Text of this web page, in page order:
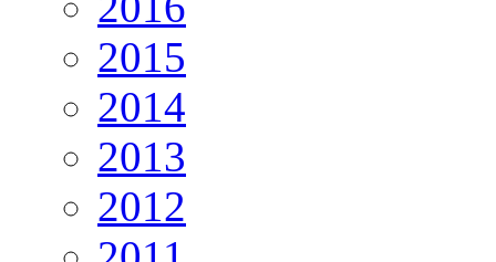
2015
2014
2013
2012